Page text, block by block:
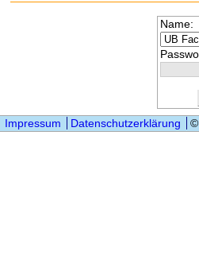
Name:
Impressum Datenschutzerklärung ©